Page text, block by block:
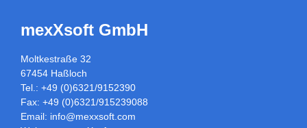
mexXsoft GmbH
Moltkestraße 32
67454 Haßloch
Tel.: +49 (0)6321/9152390
Fax: +49 (0)6321/915239088
Email: info@mexxsoft.com